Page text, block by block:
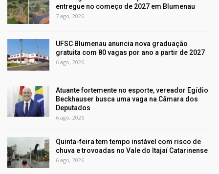
entregue no começo de 2027 em Blumenau
7 ago, 2026
UFSC Blumenau anuncia nova graduação
gratuita com 80 vagas por ano a partir de 2027
6 ago, 2026
Atuante fortemente no esporte, vereador Egídio
Beckhauser busca uma vaga na Câmara dos
Deputados
6 ago, 2026
Quinta-feira tem tempo instável com risco de
chuva e trovoadas no Vale do Itajaí Catarinense
6 ago, 2026